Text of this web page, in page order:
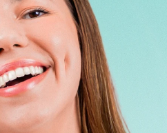
Mina enheter
Mina beställningar
Mina adresser
Mina prenumerationer
Elixir
Set
Español
Português
Русский
繁體中文